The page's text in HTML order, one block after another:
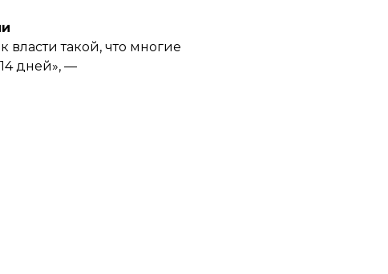
власти такой, что многие
дней», —